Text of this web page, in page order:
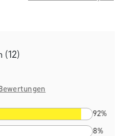
(12)
von 4.9 von 5 Sternen
92%
8%